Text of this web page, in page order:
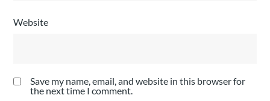
Website
Save my name, email, and website in this browser for
the next time I comment.